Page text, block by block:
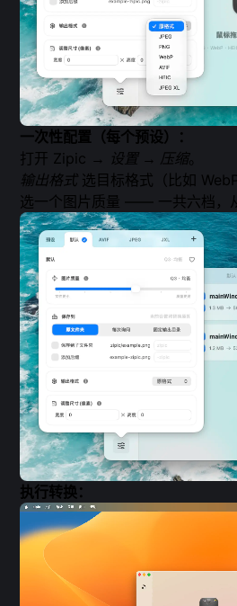
一次性配置（每个预设）：
打开 Zipic →
设置 → 压缩。
输出格式选目标格式（比如 WebP
选一个图片质量 —— 一共六档，
执行转换：